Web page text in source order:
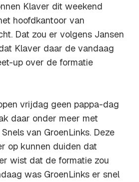
Klaver dit weekend
hoofdkantoor van
Dat zou er volgens Jansen
Klaver daar de vandaag
up over de formatie
vrijdag geen pappa-dag
daar onder meer met
van GroenLinks. Deze
op kunnen duiden dat
wist dat de formatie zou
was GroenLinks er snel